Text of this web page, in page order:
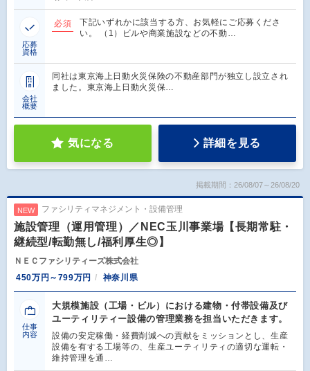
応募
資格
必須
下記いずれかに該当する方、お気軽にご応募くださ
い。 （1）ビルや商業施設などの不動…
会社
概要
同社は東京海上日動火災保険の不動産部門が独立し設立され
ました。東京海上日動火災保…
気になる 詳細を見る
掲載期間：26/08/07～26/08/20
NEW ファシリティマネジメント・設備管理
施設管理（運用管理）／NEC玉川事業場【長期常駐・
継続型/転勤無し/福利厚生◎】
ＮＥＣファシリティーズ株式会社
450万円～799万円
神奈川県
仕事
内容
大規模施設（工場・ビル）における建物・付帯設備及び
ユーティリティー設備の管理業務を担当いただきます。
設備の安定稼働・経費削減への貢献をミッションとし、生産
設備を有する工場等の、生産ユーティリティの適切な運転・
維持管理を通…